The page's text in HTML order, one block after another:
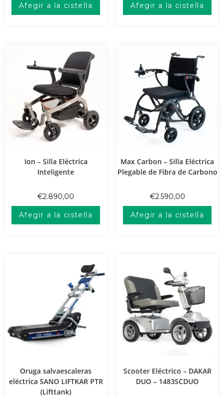
Afegir a la cistella Afegir a la cistella
Ion – Silla Eléctrica
Inteligente
€2.890,00
Afegir a la cistella
Max Carbon – Silla Eléctrica
Plegable de Fibra de Carbono
€2.590,00
Afegir a la cistella
Oruga salvaescaleras
eléctrica SANO LIFTKAR PTR
(Lifttank)
Scooter Eléctrico – DAKAR
DUO – 1483SCDUO